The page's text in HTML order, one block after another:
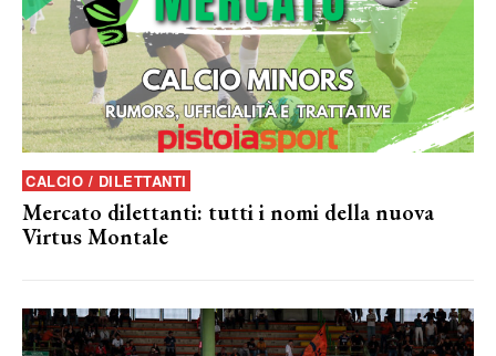
CALCIO / DILETTANTI
Mercato dilettanti: tutti i nomi della nuova
Virtus Montale